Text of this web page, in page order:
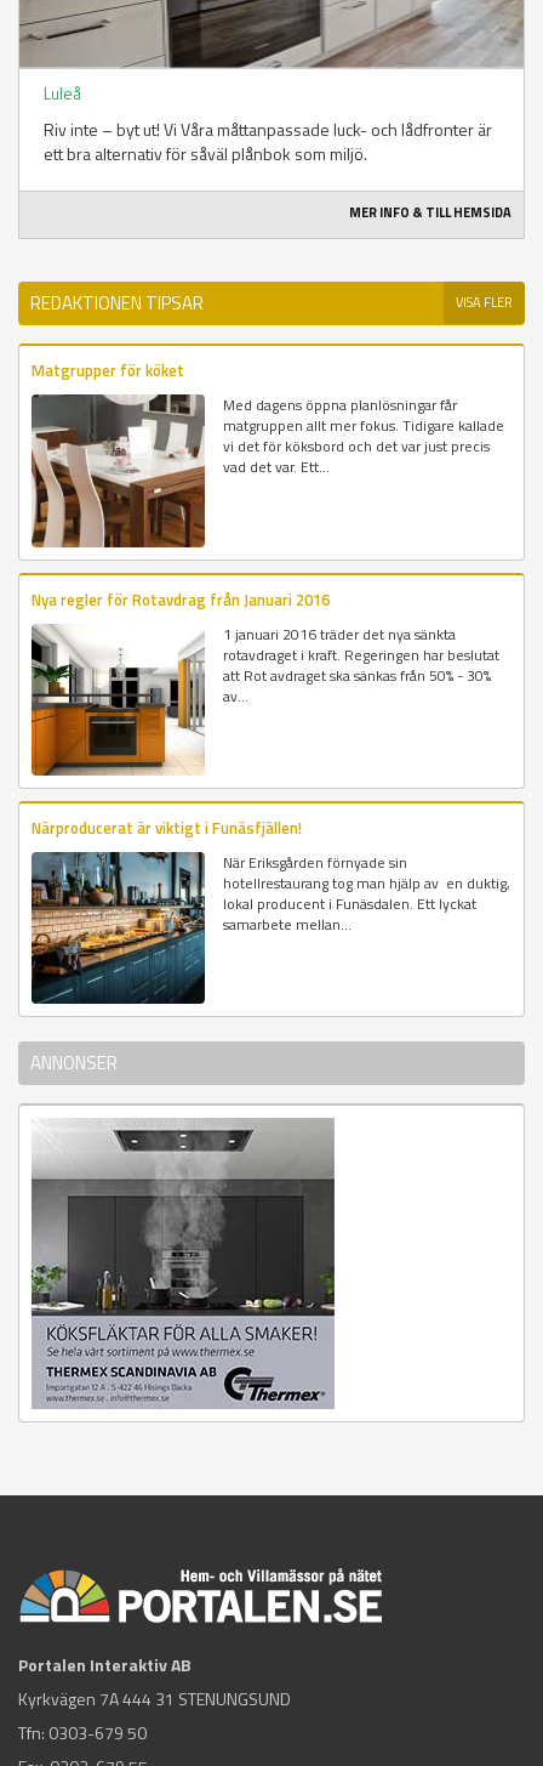
Luleå
Riv inte – byt ut! Vi Våra måttanpassade luck- och lådfronter är
ett bra alternativ för såväl plånbok som miljö.
MER INFO & TILL HEMSIDA
REDAKTIONEN TIPSAR VISA FLER
Matgrupper för köket
Med dagens öppna planlösningar får
matgruppen allt mer fokus. Tidigare kallade
vi det för köksbord och det var just precis
vad det var. Ett...
Nya regler för Rotavdrag från Januari 2016
1 januari 2016 träder det nya sänkta
rotavdraget i kraft. Regeringen har beslutat
att Rot avdraget ska sänkas från 50% - 30%
av...
Närproducerat är viktigt i Funäsfjällen!
När Eriksgården förnyade sin
hotellrestaurang tog man hjälp av en duktig,
lokal producent i Funäsdalen. Ett lyckat
samarbete mellan...
ANNONSER
Portalen Interaktiv AB
Kyrkvägen 7A 444 31 STENUNGSUND
Tfn: 0303-679 50